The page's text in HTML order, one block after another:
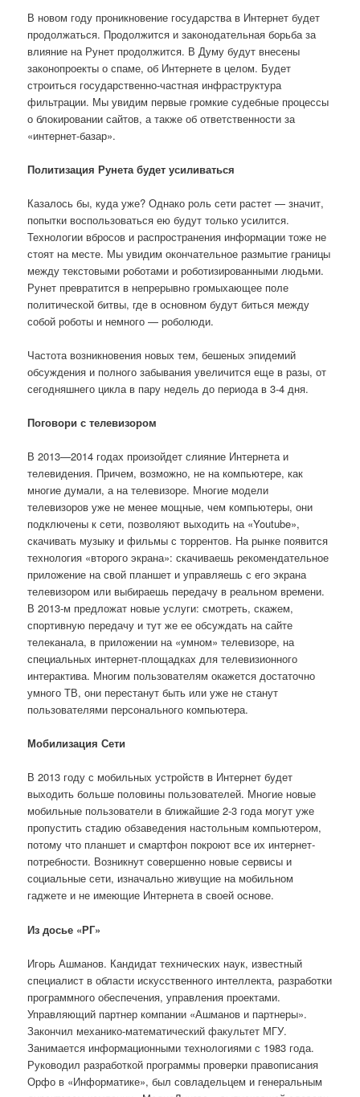
В новом году проникновение государства в Интернет будет
продолжаться. Продолжится и законодательная борьба за
влияние на Рунет продолжится. В Думу будут внесены
законопроекты о спаме, об Интернете в целом. Будет
строиться государственно-частная инфраструктура
фильтрации. Мы увидим первые громкие судебные процессы
о блокировании сайтов, а также об ответственности за
«интернет-базар».
Политизация Рунета будет усиливаться
Казалось бы, куда уже? Однако роль сети растет — значит,
попытки воспользоваться ею будут только усилится.
Технологии вбросов и распространения информации тоже не
стоят на месте. Мы увидим окончательное размытие границы
между текстовыми роботами и роботизированными людьми.
Рунет превратится в непрерывно громыхающее поле
политической битвы, где в основном будут биться между
собой роботы и немного — роболюди.
Частота возникновения новых тем, бешеных эпидемий
обсуждения и полного забывания увеличится еще в разы, от
сегодняшнего цикла в пару недель до периода в 3-4 дня.
Поговори с телевизором
В 2013—2014 годах произойдет слияние Интернета и
телевидения. Причем, возможно, не на компьютере, как
многие думали, а на телевизоре. Многие модели
телевизоров уже не менее мощные, чем компьютеры, они
подключены к сети, позволяют выходить на «Youtube»,
скачивать музыку и фильмы с торрентов. На рынке появится
технология «второго экрана»: скачиваешь рекомендательное
приложение на свой планшет и управляешь с его экрана
телевизором или выбираешь передачу в реальном времени.
В 2013-м предложат новые услуги: смотреть, скажем,
спортивную передачу и тут же ее обсуждать на сайте
телеканала, в приложении на «умном» телевизоре, на
специальных интернет-площадках для телевизионного
интерактива. Многим пользователям окажется достаточно
умного ТВ, они перестанут быть или уже не станут
пользователями персонального компьютера.
Мобилизация Сети
В 2013 году с мобильных устройств в Интернет будет
выходить больше половины пользователей. Многие новые
мобильные пользователи в ближайшие 2-3 года могут уже
пропустить стадию обзаведения настольным компьютером,
потому что планшет и смартфон покроют все их интернет-
потребности. Возникнут совершенно новые сервисы и
социальные сети, изначально живущие на мобильном
гаджете и не имеющие Интернета в своей основе.
Из досье «РГ»
Игорь Ашманов. Кандидат технических наук, известный
специалист в области искусственного интеллекта, разработки
программного обеспечения, управления проектами.
Управляющий партнер компании «Ашманов и партнеры».
Закончил механико-математический факультет МГУ.
Занимается информационными технологиями с 1983 года.
Руководил разработкой программы проверки правописания
Орфо в «Информатике», был совладельцем и генеральным